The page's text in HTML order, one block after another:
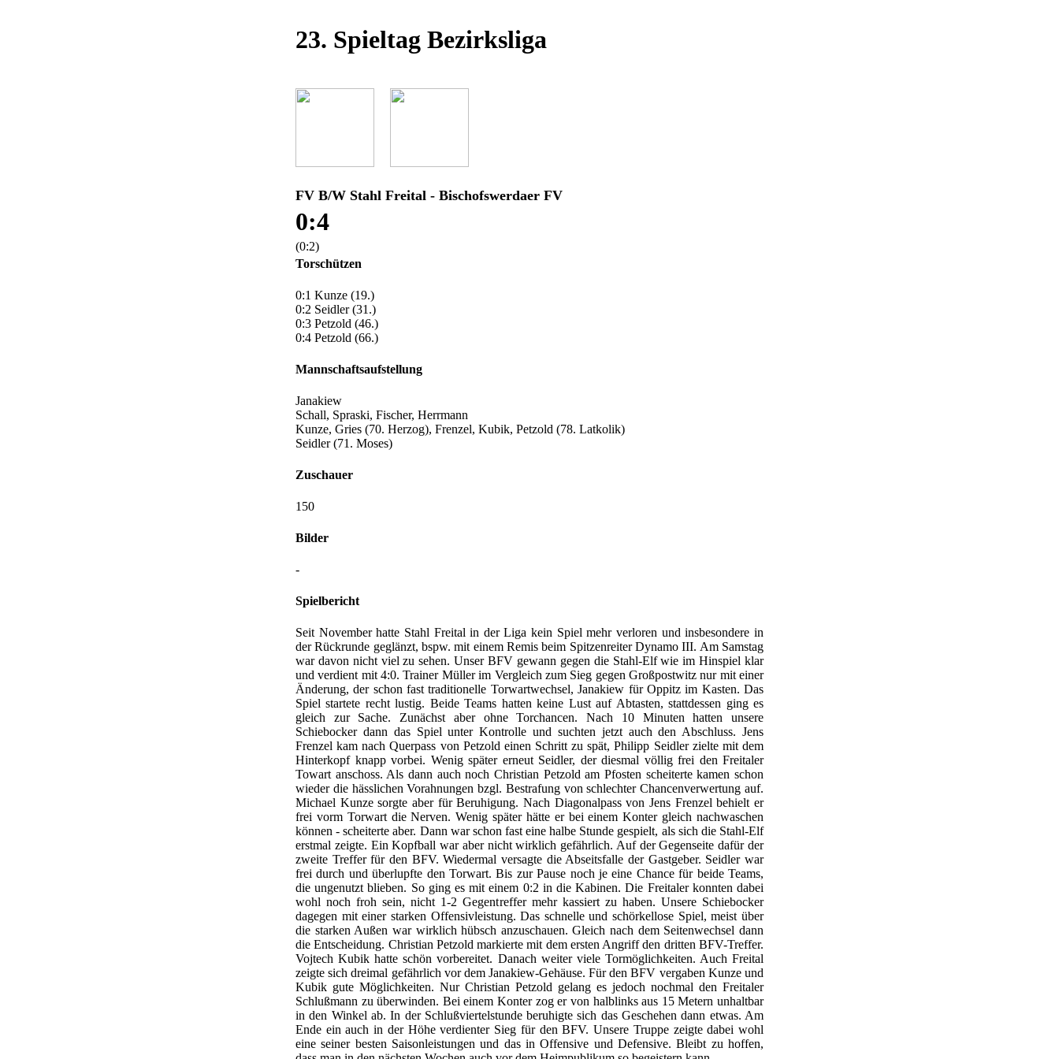
23. Spieltag Bezirksliga
FV B/W Stahl Freital - Bischofswerdaer FV
0:4
(0:2)
Torschützen
0:1 Kunze (19.)
0:2 Seidler (31.)
0:3 Petzold (46.)
0:4 Petzold (66.)
Mannschaftsaufstellung
Janakiew
Schall, Spraski, Fischer, Herrmann
Kunze, Gries (70. Herzog), Frenzel, Kubik, Petzold (78. Latkolik)
Seidler (71. Moses)
Zuschauer
150
Bilder
-
Spielbericht
Seit November hatte Stahl Freital in der Liga kein Spiel mehr verloren und insbesondere in
der Rückrunde geglänzt, bspw. mit einem Remis beim Spitzenreiter Dynamo III. Am Samstag
war davon nicht viel zu sehen. Unser BFV gewann gegen die Stahl-Elf wie im Hinspiel klar
und verdient mit 4:0. Trainer Müller im Vergleich zum Sieg gegen Großpostwitz nur mit einer
Änderung, der schon fast traditionelle Torwartwechsel, Janakiew für Oppitz im Kasten. Das
Spiel startete recht lustig. Beide Teams hatten keine Lust auf Abtasten, stattdessen ging es
gleich zur Sache. Zunächst aber ohne Torchancen. Nach 10 Minuten hatten unsere
Schiebocker dann das Spiel unter Kontrolle und suchten jetzt auch den Abschluss. Jens
Frenzel kam nach Querpass von Petzold einen Schritt zu spät, Philipp Seidler zielte mit dem
Hinterkopf knapp vorbei. Wenig später erneut Seidler, der diesmal völlig frei den Freitaler
Towart anschoss. Als dann auch noch Christian Petzold am Pfosten scheiterte kamen schon
wieder die hässlichen Vorahnungen bzgl. Bestrafung von schlechter Chancenverwertung auf.
Michael Kunze sorgte aber für Beruhigung. Nach Diagonalpass von Jens Frenzel behielt er
frei vorm Torwart die Nerven. Wenig später hätte er bei einem Konter gleich nachwaschen
können - scheiterte aber. Dann war schon fast eine halbe Stunde gespielt, als sich die Stahl-Elf
erstmal zeigte. Ein Kopfball war aber nicht wirklich gefährlich. Auf der Gegenseite dafür der
zweite Treffer für den BFV. Wiedermal versagte die Abseitsfalle der Gastgeber. Seidler war
frei durch und überlupfte den Torwart. Bis zur Pause noch je eine Chance für beide Teams,
die ungenutzt blieben. So ging es mit einem 0:2 in die Kabinen. Die Freitaler konnten dabei
wohl noch froh sein, nicht 1-2 Gegentreffer mehr kassiert zu haben. Unsere Schiebocker
dagegen mit einer starken Offensivleistung. Das schnelle und schörkellose Spiel, meist über
die starken Außen war wirklich hübsch anzuschauen. Gleich nach dem Seitenwechsel dann
die Entscheidung. Christian Petzold markierte mit dem ersten Angriff den dritten BFV-Treffer.
Vojtech Kubik hatte schön vorbereitet. Danach weiter viele Tormöglichkeiten. Auch Freital
zeigte sich dreimal gefährlich vor dem Janakiew-Gehäuse. Für den BFV vergaben Kunze und
Kubik gute Möglichkeiten. Nur Christian Petzold gelang es jedoch nochmal den Freitaler
Schlußmann zu überwinden. Bei einem Konter zog er von halblinks aus 15 Metern unhaltbar
in den Winkel ab. In der Schlußviertelstunde beruhigte sich das Geschehen dann etwas. Am
Ende ein auch in der Höhe verdienter Sieg für den BFV. Unsere Truppe zeigte dabei wohl
eine seiner besten Saisonleistungen und das in Offensive und Defensive. Bleibt zu hoffen,